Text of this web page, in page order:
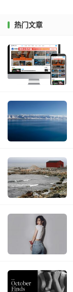
热门文章